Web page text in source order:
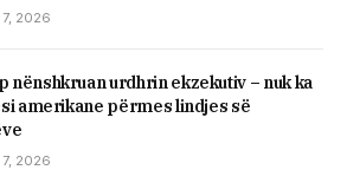
2026
nënshkruan urdhrin ekzekutiv – nuk ka
amerikane përmes lindjes së
2026